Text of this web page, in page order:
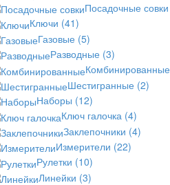
Посадочные совки
Ключи (41)
Газовые (5)
Разводные (3)
Комбинированные
Шестигранные (2)
Наборы (12)
Ключ галочка (4)
Заклепочники (4)
Измерители (22)
Рулетки (10)
Линейки (3)